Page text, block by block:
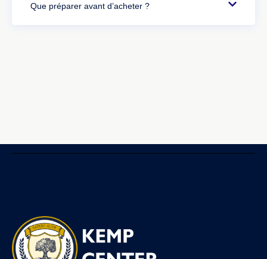
Que préparer avant d’acheter ?